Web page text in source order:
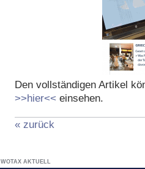
Den vollständigen Artikel
>>hier<< einsehen.
« zurück
WOTAX AKTUELL